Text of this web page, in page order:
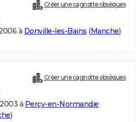
Créer une cagnotte obsèques
à Donville-les-Bains (Manche)
Créer une cagnotte obsèques
à Percy-en-Normandie
)